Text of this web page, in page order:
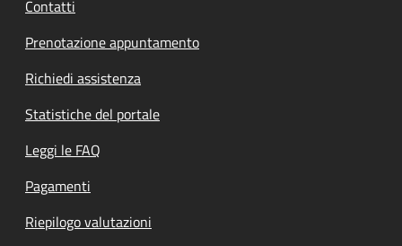
Contatti
Prenotazione appuntamento
Richiedi assistenza
Statistiche del portale
Leggi le FAQ
Pagamenti
Riepilogo valutazioni